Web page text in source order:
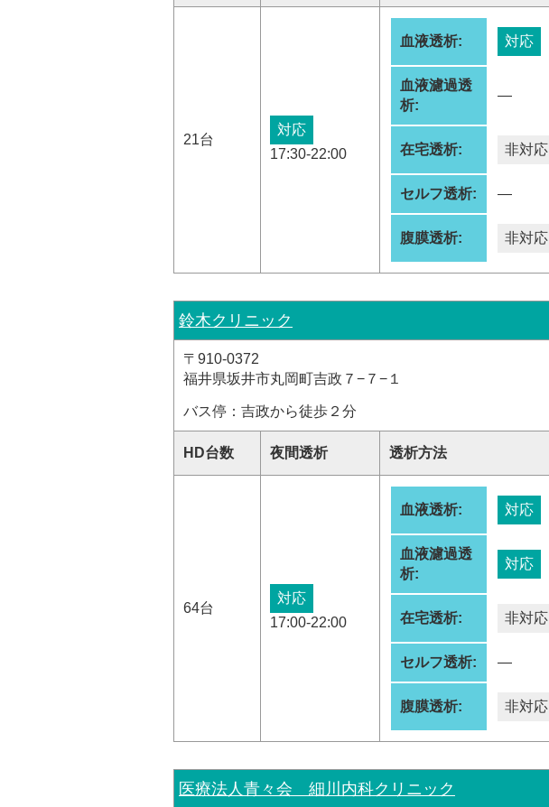
21台
対応
17:30-22:00
血液透析: 対応
血液濾過透
析:
―
在宅透析: 非対応
セルフ透析: ―
腹膜透析: 非対応
鈴木クリニック
〒910-0372
福井県坂井市丸岡町吉政７−７−１
バス停：吉政から徒歩２分
HD台数 夜間透析 透析方法
64台
対応
17:00-22:00
血液透析: 対応
血液濾過透
析:
対応
在宅透析: 非対応
セルフ透析: ―
腹膜透析: 非対応
医療法人青々会 細川内科クリニック